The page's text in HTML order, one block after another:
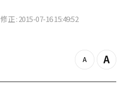
修正 : 2015-07-16 15:49:52
z
o
Z
o